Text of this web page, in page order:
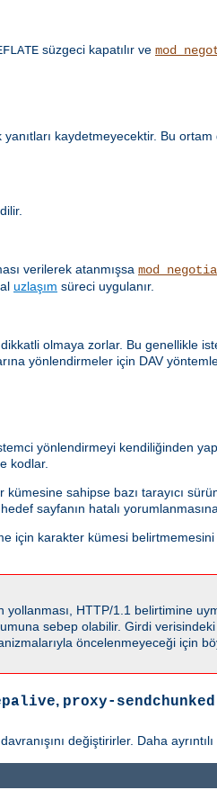
süzgeci kapatılır ve
kaydetmeyecektir. Bu
verilerek atanmışsa
uzlaşım süreci uygulanır.
olmaya zorlar. Bu genellikle
yönlendirmeler için DAV
yönlendirmeyi kendiliğinden
kodlar.
sahipse bazı tarayıcı
sayfanın hatalı
için karakter kümesi
yollanması, HTTP/1.1 belirtimine
sebep olabilir. Girdi
öncelenmeyeceği için
, proxy-sendchunked
değiştirirler. Daha